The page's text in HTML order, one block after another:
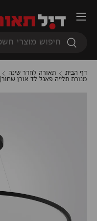
חיפוש
חיפוש
תפריט
דף הבית
תאורה לחדר שינה
מנורת תלייה פאנל לד אורן שחור| Φ40| Φ60| CCT